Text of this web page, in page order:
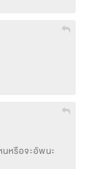
หรือจะอัพนะ